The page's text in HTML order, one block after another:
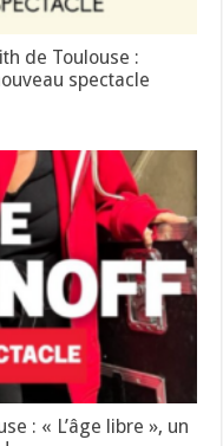
de Toulouse :
spectacle
: « L’âge libre », un